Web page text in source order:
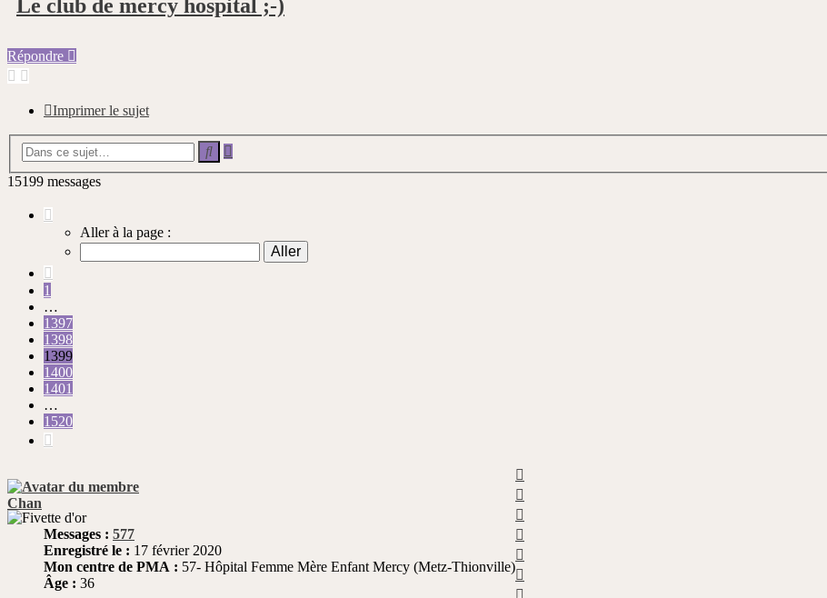
Le club de mercy hospital ;-)
Répondre
Imprimer le sujet
Rechercher
Recherche
avancée
15199 messages
1399
1520
Aller à la page :
1
…
1397
1398
1399
1400
1401
…
1520
Chan
Messages : 577
Enregistré le : 17 février 2020
Mon centre de PMA : 57- Hôpital Femme Mère Enfant Mercy (Metz-Thionville)
Âge : 36